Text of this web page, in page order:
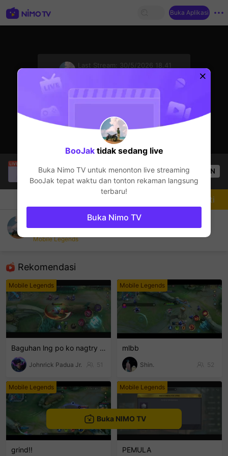
Buka Aplikasi
Last Stream:
30/5/2026 18.41
Hieu Ho
sedang siaran langsung!
Mobile Legends
57 Penonton OPEN
BooJak
Mobile Legends
Rekomendasi
Mobile Legends
Baguhan lng po ko nagtry lng hehe
Johnrick Padua Jr. 51
Mobile Legends
mlbb
Shin. 52
Mobile Legends
grind!!
Mobile Legends
PEMULA
Mengikuti
Buka NIMO TV
BooJaktidak sedang live
Buka Nimo TV untuk menonton live streaming
BooJak tepat waktu dan tonton rekaman langsung
terbaru!
Buka Nimo TV